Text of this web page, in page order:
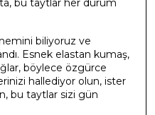
bu taytlar her durum
biliyoruz ve
Esnek elastan kumaş,
böylece özgürce
hallediyor olun, ister
bu taytlar sizi gün